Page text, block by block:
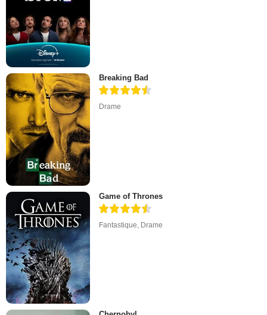
Breaking Bad
Drame
Game of Thrones
Fantastique Drame